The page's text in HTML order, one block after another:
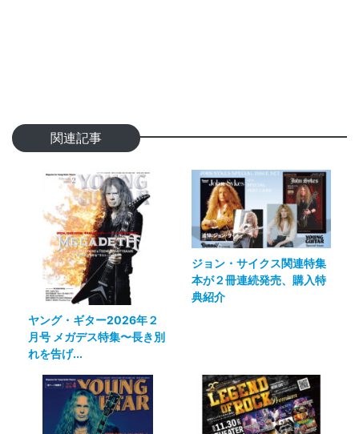
関連記事
ヤング・ギター2026年２
月号 メガデス特集〜長き別
れを告げ...
ジョン・サイクス関連特集
本が２冊連続発売、購入特
典紹介